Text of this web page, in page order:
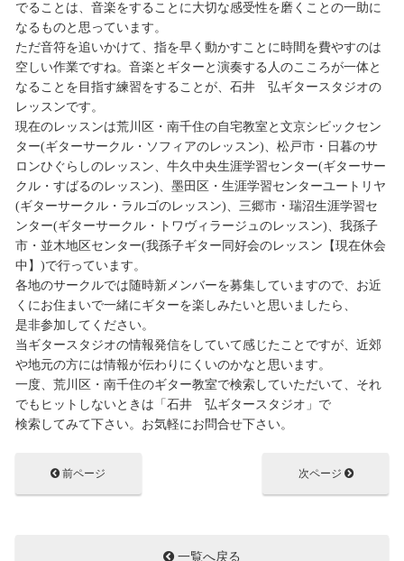
でることは、音楽をすることに大切な感受性を磨くことの一助に
なるものと思っています。
ただ音符を追いかけて、指を早く動かすことに時間を費やすのは
空しい作業ですね。音楽とギターと演奏する人のこころが一体と
なることを目指す練習をすることが、石井 弘ギタースタジオの
レッスンです。
現在のレッスンは荒川区・南千住の自宅教室と文京シビックセン
ター(ギターサークル・ソフィアのレッスン)、松戸市・日暮のサ
ロンひぐらしのレッスン、牛久中央生涯学習センター(ギターサー
クル・すばるのレッスン)、墨田区・生涯学習センターユートリヤ
(ギターサークル・ラルゴのレッスン)、三郷市・瑞沼生涯学習セ
ンター(ギターサークル・トワヴィラージュのレッスン)、我孫子
市・並木地区センター(我孫子ギター同好会のレッスン【現在休会
中】)で行っています。
各地のサークルでは随時新メンバーを募集していますので、お近
くにお住まいで一緒にギターを楽しみたいと思いましたら、
是非参加してください。
当ギタースタジオの情報発信をしていて感じたことですが、近郊
や地元の方には情報が伝わりにくいのかなと思います。
一度、荒川区・南千住のギター教室で検索していただいて、それ
でもヒットしないときは「石井 弘ギタースタジオ」で
検索してみて下さい。お気軽にお問合せ下さい。
前ページ 次ページ
一覧へ戻る